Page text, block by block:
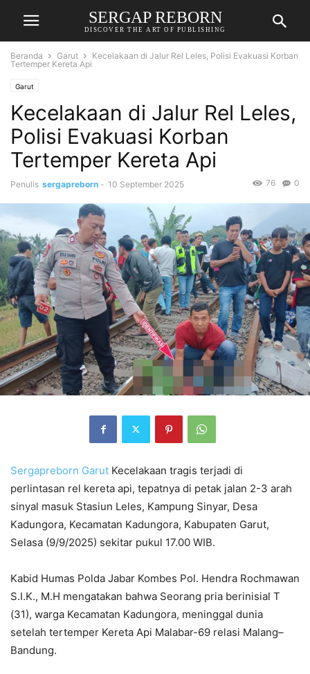
SERGAP REBORN
DISCOVER THE ART OF PUBLISHING
Beranda Garut
Kecelakaan di Jalur Rel Leles, Polisi Evakuasi Korban
Tertemper Kereta Api
Garut
Kecelakaan di Jalur Rel Leles,
Polisi Evakuasi Korban
Tertemper Kereta Api
Penulis sergapreborn - 10 September 2025 0
76
Sergapreborn Garut Kecelakaan tragis terjadi di
perlintasan rel kereta api, tepatnya di petak jalan 2-3 arah
sinyal masuk Stasiun Leles, Kampung Sinyar, Desa
Kadungora, Kecamatan Kadungora, Kabupaten Garut,
Selasa (9/9/2025) sekitar pukul 17.00 WIB.
Kabid Humas Polda Jabar Kombes Pol. Hendra Rochmawan
S.I.K., M.H mengatakan bahwa Seorang pria berinisial T
(31), warga Kecamatan Kadungora, meninggal dunia
setelah tertemper Kereta Api Malabar-69 relasi Malang–
Bandung.